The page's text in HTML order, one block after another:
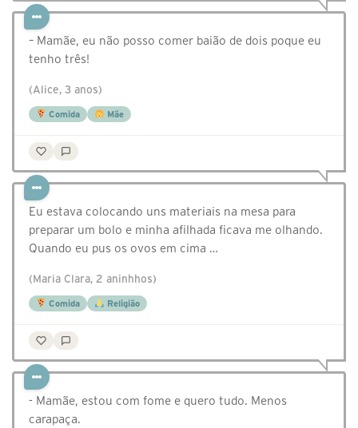
– Mamãe, eu não posso comer baião de dois poque eu
tenho três!
(Alice, 3 anos)
Comida Mãe
Eu estava colocando uns materiais na mesa para
preparar um bolo e minha afilhada ficava me olhando.
Quando eu pus os ovos em cima …
(Maria Clara, 2 aninhhos)
Comida Religião
- Mamãe, estou com fome e quero tudo. Menos
carapaça.